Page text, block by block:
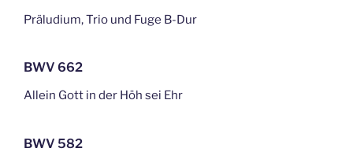
Präludium, Trio und Fuge B-Dur
BWV 662
Allein Gott in der Höh sei Ehr
BWV 582